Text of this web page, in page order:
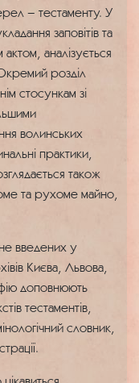
– тестаменту. У
заповітів та
актом, аналізується
розділ
стосункам зі
волинських
практики,
також
та рухоме майно,
введених у
Києва, Львова,
доповнюють
тестаментів,
словник,